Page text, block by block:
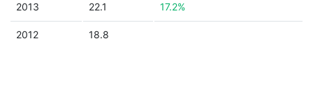
2013 22.1 17.2%
2012 18.8